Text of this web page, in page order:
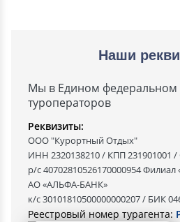
Наши
Мы в Едином федеральном
туроператоров
Реквизиты:
ООО "Курортный Отдых"
ИНН 2320138210 / КПП 231901001
р/с 40702810526170000954 Филиал
АО «АЛЬФА-БАНК»
к/с 30101810500000000207 / БИК
Реестровый номер турагента: